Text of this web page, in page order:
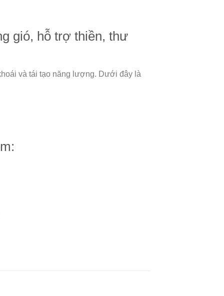
gió, hỗ trợ thiền, thư
và tái tạo năng lượng. Dưới đây là